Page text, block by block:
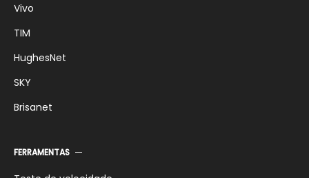
Vivo
TIM
HughesNet
SKY
Brisanet
FERRAMENTAS